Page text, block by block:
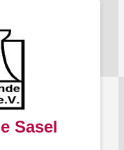
Sasel